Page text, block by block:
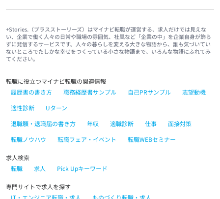
+Stories.（プラスストーリーズ）はマイナビ転職が運営する、求人だけでは見えな
い、企業で働く人々の日常や職場の雰囲気、社風など「企業の中」を企業自身が飾ら
ずに発信するサービスです。人々の暮らしを変える大きな物語から、誰も気づいてい
ないところでたしかな幸せをつくっている小さな物語まで、いろんな物語にふれてみ
てください。
転職に役立つマイナビ転職の関連情報
履歴書の書き方
職務経歴書サンプル 自己PRサンプル
志望動機
適性診断
Uターン
退職願・退職届の書き方
年収 適職診断 仕事
面接対策
転職ノウハウ
転職フェア・イベント 転職WEBセミナー
求人検索
転職
求人 Pick Upキーワード
専門サイトで求人を探す